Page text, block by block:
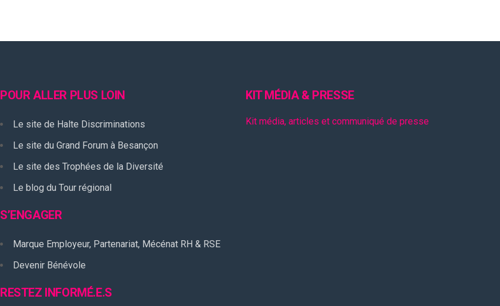
POUR ALLER PLUS LOIN
Le site de Halte Discriminations
Le site du Grand Forum à Besançon
Le site des Trophées de la Diversité
Le blog du Tour régional
S’ENGAGER
Marque Employeur, Partenariat, Mécénat RH & RSE
Devenir Bénévole
RESTEZ INFORMÉ.E.S
KIT MÉDIA & PRESSE
Kit média, articles et communiqué de presse